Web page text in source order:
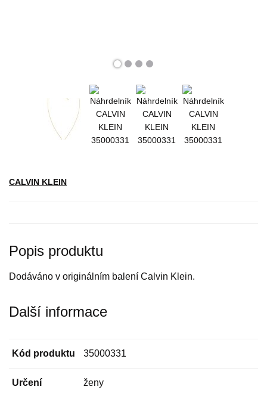
CALVIN KLEIN
Popis produktu
Dodáváno v originálním balení Calvin Klein.
Další informace
Kód produktu 35000331
Určení ženy